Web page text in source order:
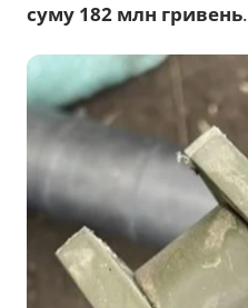
суму 182 млн гривень.